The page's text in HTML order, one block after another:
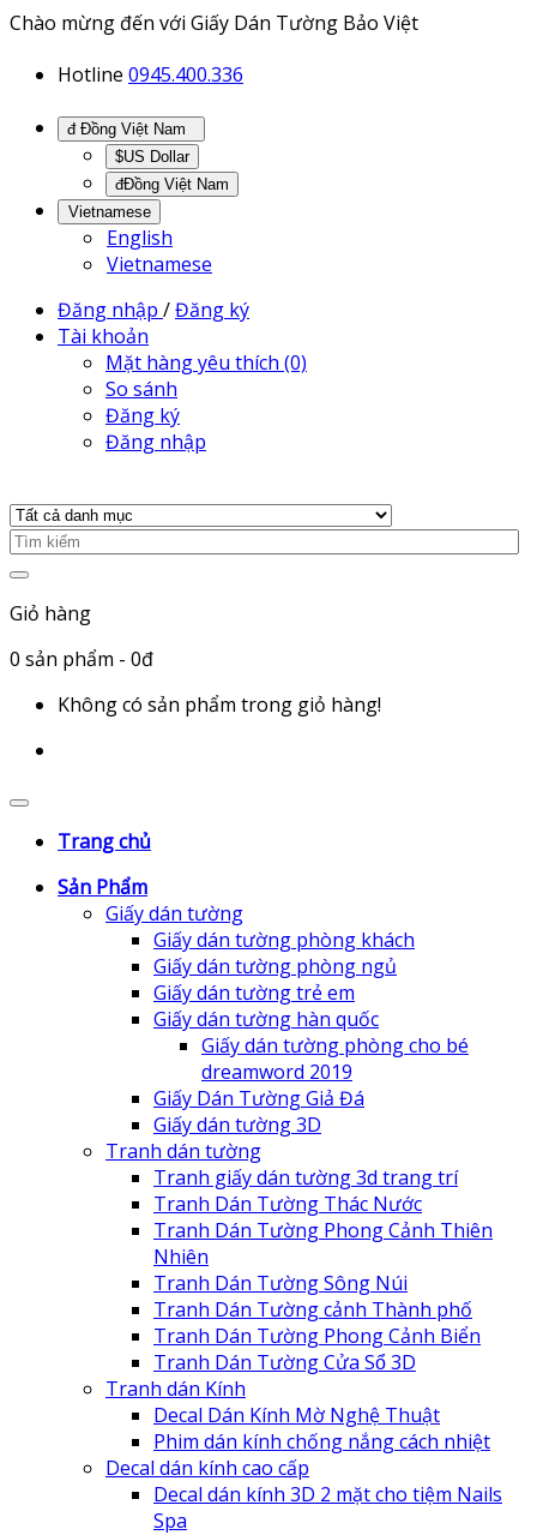
Chào mừng đến với Giấy Dán Tường Bảo Việt
Hotline 0945.400.336
$US Dollar
đĐồng Việt Nam
Vietnamese
English
Vietnamese
Đăng nhập /Đăng ký
Tài khoản
Mặt hàng yêu thích (0)
So sánh
Đăng ký
Đăng nhập
Giỏ hàng
0 sản phẩm - 0đ
Không có sản phẩm trong giỏ hàng!
Trang chủ
Sản Phẩm
Giấy dán tường
Giấy dán tường phòng khách
Giấy dán tường phòng ngủ
Giấy dán tường trẻ em
Giấy dán tường hàn quốc
Giấy dán tường phòng cho bé
dreamword 2019
Giấy Dán Tường Giả Đá
Giấy dán tường 3D
Tranh dán tường
Tranh giấy dán tường 3d trang trí
Tranh Dán Tường Thác Nước
Tranh Dán Tường Phong Cảnh Thiên
Nhiên
Tranh Dán Tường Sông Núi
Tranh Dán Tường cảnh Thành phố
Tranh Dán Tường Phong Cảnh Biển
Tranh Dán Tường Cửa Sổ 3D
Tranh dán Kính
Decal Dán Kính Mờ Nghệ Thuật
Phim dán kính chống nắng cách nhiệt
Decal dán kính cao cấp
Decal dán kính 3D 2 mặt cho tiệm Nails
Spa